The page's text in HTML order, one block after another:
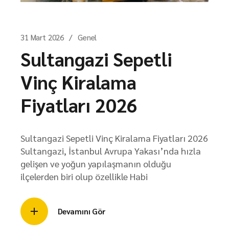
31 Mart 2026 Genel
Sultangazi Sepetli
Vinç Kiralama
Fiyatları 2026
Sultangazi Sepetli Vinç Kiralama Fiyatları 2026
Sultangazi, İstanbul Avrupa Yakası’nda hızla
gelişen ve yoğun yapılaşmanın olduğu
ilçelerden biri olup özellikle Habi
Devamını Gör